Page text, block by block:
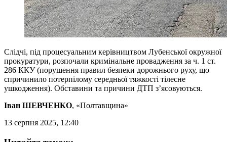
Слідчі, під процесуальним керівництвом Лубенської окружної
прокуратури, розпочали кримінальне провадження за ч. 1 ст.
286 ККУ (порушення правил безпеки дорожнього руху, що
спричинило потерпілому середньої тяжкості тілесне
ушкодження). Обставини та причини ДТП з’ясовуються.
Іван ШЕВЧЕНКО, «Полтавщина»
13 серпня 2025, 12:40